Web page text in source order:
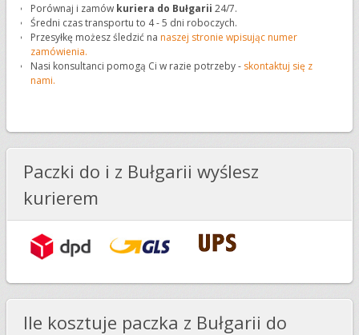
Porównaj i zamów kuriera do Bułgarii 24/7.
Średni czas transportu to 4 - 5 dni roboczych.
Przesyłkę możesz śledzić na naszej stronie wpisując numer
zamówienia.
Nasi konsultanci pomogą Ci w razie potrzeby - skontaktuj się z
nami.
Paczki do i z Bułgarii wyślesz
kurierem
Ile kosztuje paczka z Bułgarii do